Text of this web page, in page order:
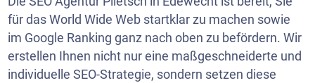
für das World Wide Web startklar zu machen sowie
im Google Ranking ganz nach oben zu befördern. Wir
erstellen Ihnen nicht nur eine maßgeschneiderte und
individuelle SEO-Strategie, sondern setzen diese